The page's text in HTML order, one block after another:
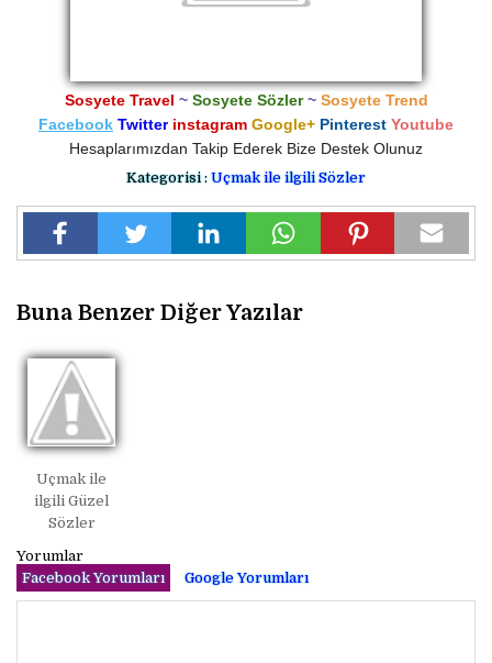
Sosyete Travel ~ Sosyete Sözler ~ Sosyete Trend
Facebook Twitter instagram Google+ Pinterest Youtube
Hesaplarımızdan Takip Ederek Bize Destek Olunuz
Kategorisi : Uçmak ile ilgili Sözler
Buna Benzer Diğer Yazılar
Uçmak ile
ilgili Güzel
Sözler
Yorumlar
Facebook Yorumları
Google Yorumları